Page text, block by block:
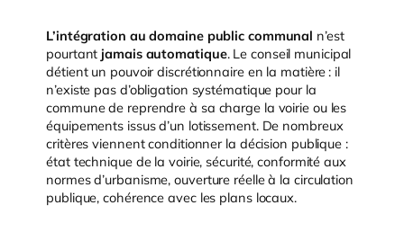
L’intégration au domaine public communal n’est
pourtant jamais automatique. Le conseil municipal
détient un pouvoir discrétionnaire en la matière : il
n’existe pas d’obligation systématique pour la
commune de reprendre à sa charge la voirie ou les
équipements issus d’un lotissement. De nombreux
critères viennent conditionner la décision publique :
état technique de la voirie, sécurité, conformité aux
normes d’urbanisme, ouverture réelle à la circulation
publique, cohérence avec les plans locaux.